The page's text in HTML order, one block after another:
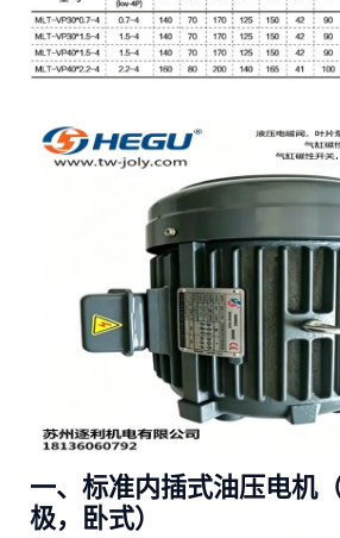
一、标准内插式油压电机
极，卧式）